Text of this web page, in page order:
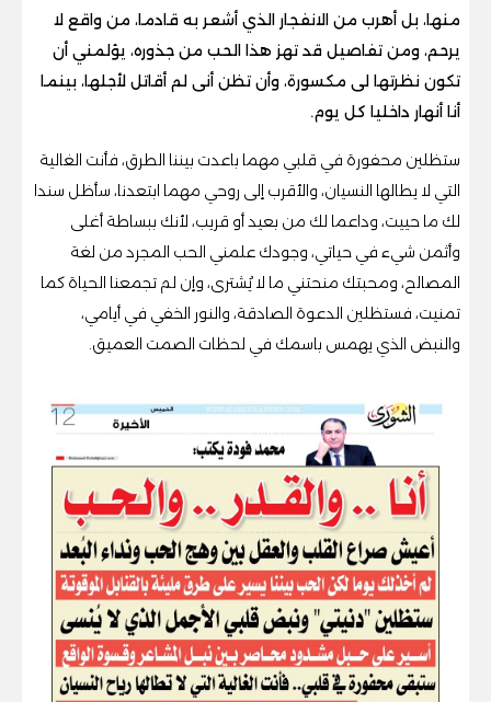
منها، بل أهرب من الانفجار الذي أشعر به قادما، من واقع لا
يرحم، ومن تفاصيل قد تهز هذا الحب من جذوره، يؤلمني أن
تكون نظرتها لى مكسورة، وأن تظن أنى لم أقاتل لأجلها، بينما
أنا أنهار داخليا كل يوم.
ستظلين محفورة في قلبي مهما باعدت بيننا الطرق، فأنت الغالية
التي لا يطالها النسيان، والأقرب إلى روحي مهما ابتعدنا، سأظل سندا
لك ما حييت، وداعما لك من بعيد أو قريب، لأنك ببساطة أغلى
وأثمن شيء في حياتي، وجودك علمني الحب المجرد من لغة
المصالح، ومحبتك منحتني ما لا يُشترى، وإن لم تجمعنا الحياة كما
تمنيت، فستظلين الدعوة الصادقة، والنور الخفي في أيامي،
والنبض الذي يهمس باسمك في لحظات الصمت العميق.